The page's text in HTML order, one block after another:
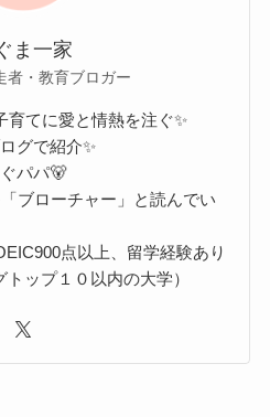
ま一家
者・教育ブロガー
育てに愛と情熱を注ぐ✨
グで紹介✨
パパ🐻
ブローチャー」と読んでい
点以上、留学経験あり
トップ１０以内の大学）